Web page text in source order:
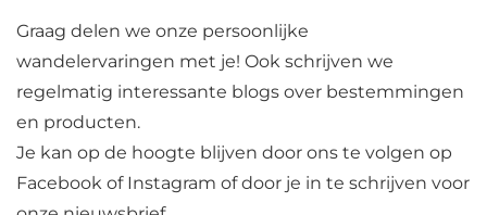
Graag delen we onze persoonlijke
wandelervaringen met je! Ook schrijven we
regelmatig interessante blogs over bestemmingen
en producten.
Je kan op de hoogte blijven door ons te volgen op
Facebook of Instagram of door je in te schrijven voor